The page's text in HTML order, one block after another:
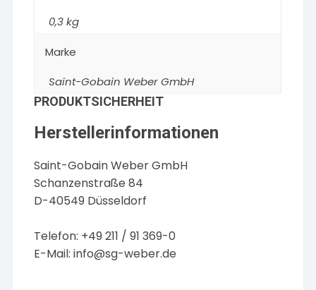
0,3 kg
Marke
Saint-Gobain Weber GmbH
PRODUKTSICHERHEIT
Herstellerinformationen
Saint-Gobain Weber GmbH
Schanzenstraße 84
D-40549 Düsseldorf
Telefon: +49 211 / 91 369-0
E-Mail:info@sg-weber.de